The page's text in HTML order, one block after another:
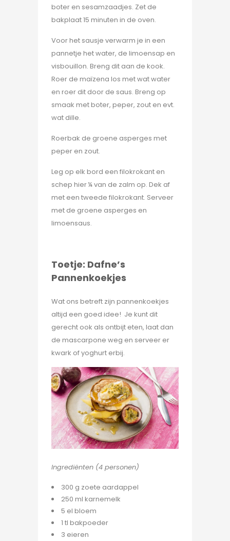
boter en sesamzaadjes. Zet de
bakplaat 15 minuten in de oven.
Voor het sausje verwarm je in een
pannetje het water, de limoensap en
visbouillon. Breng dit aan de kook.
Roer de maïzena los met wat water
en roer dit door de saus. Breng op
smaak met boter, peper, zout en evt.
wat dille.
Roerbak de groene asperges met
peper en zout.
Leg op elk bord een filokrokant en
schep hier ¼ van de zalm op. Dek af
met een tweede filokrokant. Serveer
met de groene asperges en
limoensaus.
Toetje: Dafne’s
Pannenkoekjes
Wat ons betreft zijn pannenkoekjes
altijd een goed idee! Je kunt dit
gerecht ook als ontbijt eten, laat dan
de mascarpone weg en serveer er
kwark of yoghurt erbij.
Ingrediënten (4 personen)
300 g zoete aardappel
250 ml karnemelk
5 el bloem
1 tl bakpoeder
3 eieren